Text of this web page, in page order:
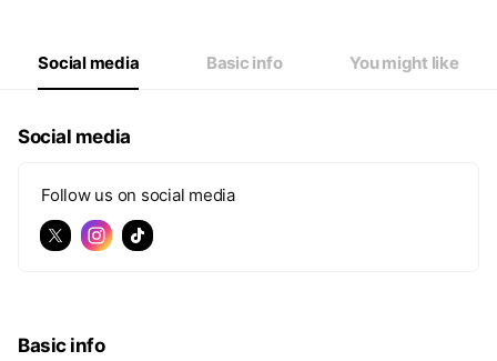
Closed
Social media Basic info You might like
Social media
Follow us on social media
Basic info